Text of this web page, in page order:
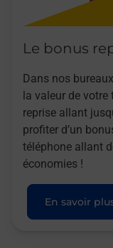
Le bonus
Dans nos
la valeur de votre
reprise allant
profiter d’un
téléphone allant
économies !
En savoir